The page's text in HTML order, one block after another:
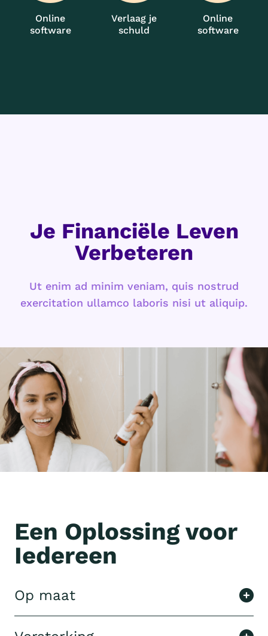
Online
software
Verlaag je
schuld
Online
software
Je Financiële Leven
Verbeteren
Ut enim ad minim veniam, quis nostrud
exercitation ullamco laboris nisi ut aliquip.
Een Oplossing voor
Iedereen
Op maat
Lorem ipsum dolor sit amet, consectetur